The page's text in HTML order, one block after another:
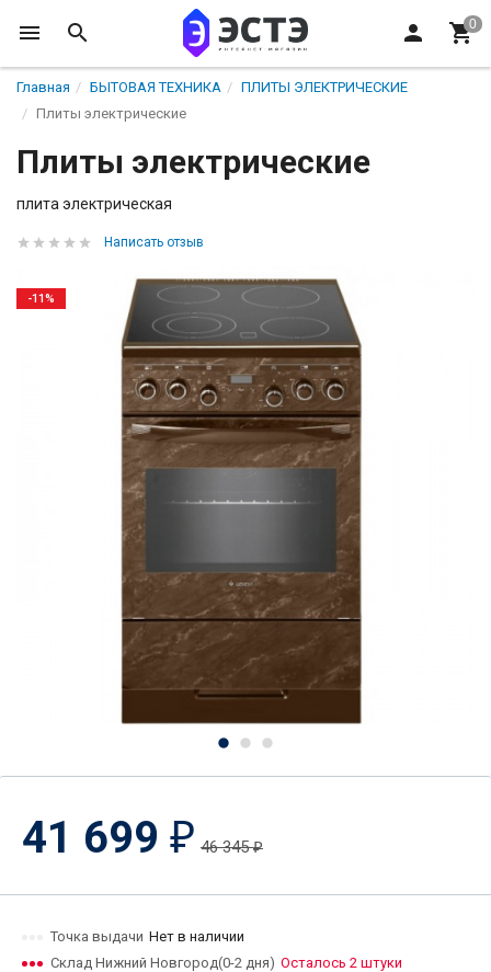
Главная БЫТОВАЯ ТЕХНИКА
ПЛИТЫ ЭЛЕКТРИЧЕСКИЕ
Плиты электрические
Плиты электрические
плита электрическая
Написать отзыв
-11%
41 699 ₽ 46 345₽
Точка выдачи Нет в наличии
Склад Нижний Новгород(0-2 дня) Осталось 2 штуки